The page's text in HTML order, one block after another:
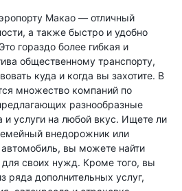
Макао — отличный
а также быстро и удобно
гораздо более гибкая и
общественному транспорту,
куда и когда вы захотите. В
множество компаний по
разнообразные
и услуги на любой вкус. Ищете ли
внедорожник или
вы можете найти
своих нужд. Кроме того, вы
ряда дополнительных услуг,